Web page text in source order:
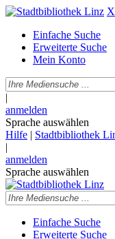
X
Einfache Suche
Erweiterte Suche
Mein Konto
|
anmelden
Sprache auswählen
Hilfe | Stadtbibliothek
|
anmelden
Sprache auswählen
Einfache Suche
Erweiterte Suche